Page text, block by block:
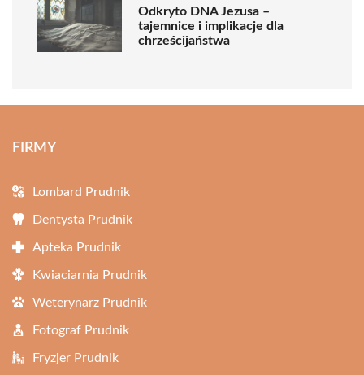
Odkryto DNA Jezusa –
tajemnice i implikacje dla
chrześcijaństwa
FIRMY
Lombard Prudnik
Dentysta Prudnik
Apteka Prudnik
Kwiaciarnia Prudnik
Weterynarz Prudnik
Fotograf Prudnik
Fryzjer Prudnik